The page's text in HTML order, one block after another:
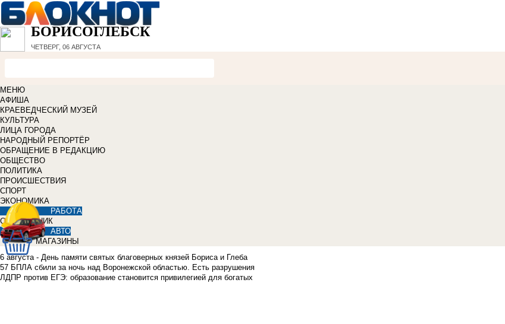
БОРИСОГЛЕБСК
ЧЕТВЕРГ, 06 АВГУСТА
МЕНЮ
АФИША
КРАЕВЕДЧЕСКИЙ МУЗЕЙ
КУЛЬТУРА
ЛИЦА ГОРОДА
НАРОДНЫЙ РЕПОРТЁР
ОБРАЩЕНИЕ В РЕДАКЦИЮ
ОБЩЕСТВО
ПОЛИТИКА
ПРОИСШЕСТВИЯ
СПОРТ
ЭКОНОМИКА
РАБОТА
СПРАВОЧНИК
АВТО
МАГАЗИНЫ
6 августа - День памяти святых благоверных князей Бориса и Глеба
57 БПЛА сбили за ночь над Воронежской областью. Есть разрушения
ЛДПР против ЕГЭ: образование становится привилегией для богатых